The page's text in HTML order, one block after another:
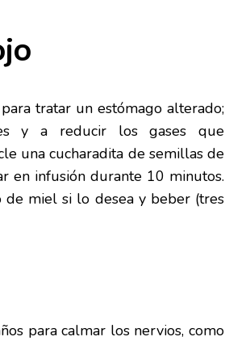
tratar un estómago alterado;
y a reducir los gases que
una cucharadita de semillas de
en infusión durante 10 minutos.
de miel si lo desea y beber (tres
para calmar los nervios, como